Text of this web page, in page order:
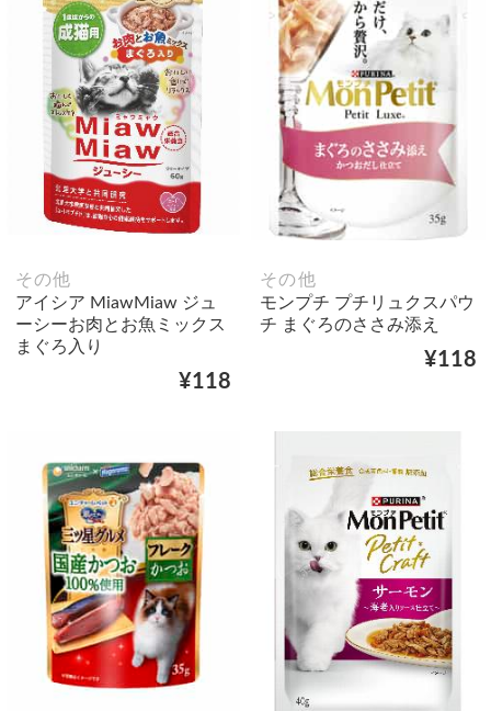
その他
アイシア MiawMiaw ジュ
ーシーお肉とお魚ミックス
まぐろ入り
¥118
その他
モンプチ プチリュクスパウ
チ まぐろのささみ添え
¥118